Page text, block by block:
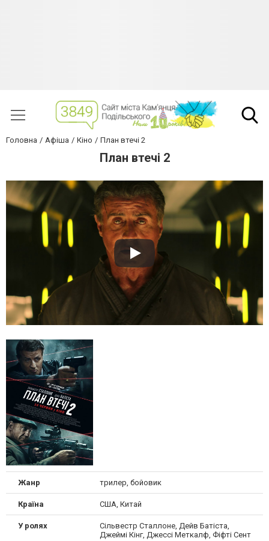
Головна Афіша Кіно План втечі 2
План втечі 2
Жанр трилер, бойовик
Країна США, Китай
У ролях
Сільвестр Сталлоне, Дейв Батіста,
Джеймі Кінг, Джессі Меткалф, Фіфті Сент